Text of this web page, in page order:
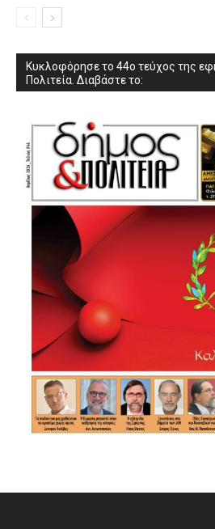
Κυκλοφόρησε το 44ο τεύχος της
Πολιτεία. Διαβάστε το: